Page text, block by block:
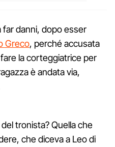
far danni, dopo esser
Greco, perché accusata
la corteggiatrice per
è andata via,
tronista? Quella che
che diceva a Leo di